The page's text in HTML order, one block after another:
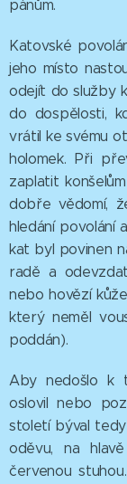
pánům.
Katovské
jeho místo
odejít do služby
do dospělosti,
vrátil ke svému
holomek. Při
zaplatit
dobře vědomí,
hledání povolání
kat byl povinen
radě a
nebo hovězí
který neměl
poddán).
Aby nedošlo k
oslovil nebo
století býval
oděvu, na
červenou